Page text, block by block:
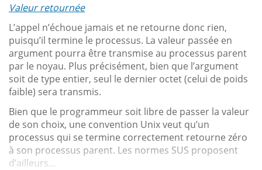
Valeur retournée
L’appel n’échoue jamais et ne retourne donc rien,
puisqu’il termine le processus. La valeur passée en
argument pourra être transmise au processus parent
par le noyau. Plus précisément, bien que l’argument
soit de type entier, seul le dernier octet (celui de poids
faible) sera transmis.
Bien que le programmeur soit libre de passer la valeur
de son choix, une convention Unix veut qu’un
processus qui se termine correctement retourne zéro
à son processus parent. Les normes SUS proposent
d’ailleurs...